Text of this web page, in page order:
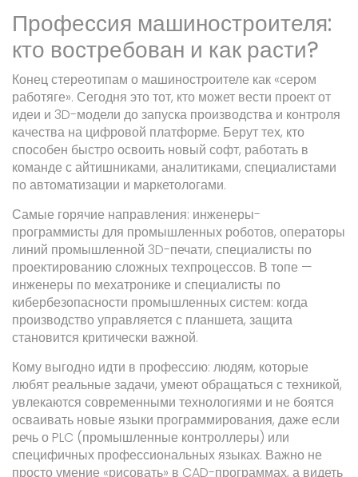
Профессия машиностроителя:
кто востребован и как расти?
Конец стереотипам о машиностроителе как «сером
работяге». Сегодня это тот, кто может вести проект от
идеи и 3D-модели до запуска производства и контроля
качества на цифровой платформе. Берут тех, кто
способен быстро освоить новый софт, работать в
команде с айтишниками, аналитиками, специалистами
по автоматизации и маркетологами.
Самые горячие направления: инженеры-
программисты для промышленных роботов, операторы
линий промышленной 3D-печати, специалисты по
проектированию сложных техпроцессов. В топе —
инженеры по мехатронике и специалисты по
кибербезопасности промышленных систем: когда
производство управляется с планшета, защита
становится критически важной.
Кому выгодно идти в профессию: людям, которые
любят реальные задачи, умеют обращаться с техникой,
увлекаются современными технологиями и не боятся
осваивать новые языки программирования, даже если
речь о PLC (промышленные контроллеры) или
специфичных профессиональных языках. Важно не
просто умение «рисовать» в CAD-программах, а видеть